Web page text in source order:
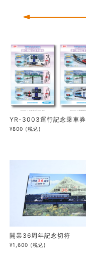
YR-3003運行記念乗車券
¥800 (税込)
開業36周年記念切符
¥1,600 (税込)